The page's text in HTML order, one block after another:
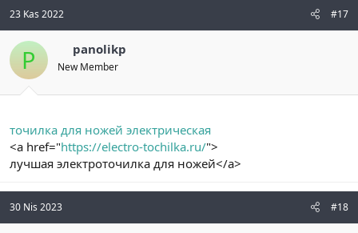
23 Kas 2022 #17
P panolikp
New Member
точилка для ножей электрическая
<a href="https://electro-tochilka.ru/">
лучшая электроточилка для ножей</a>
30 Nis 2023 #18